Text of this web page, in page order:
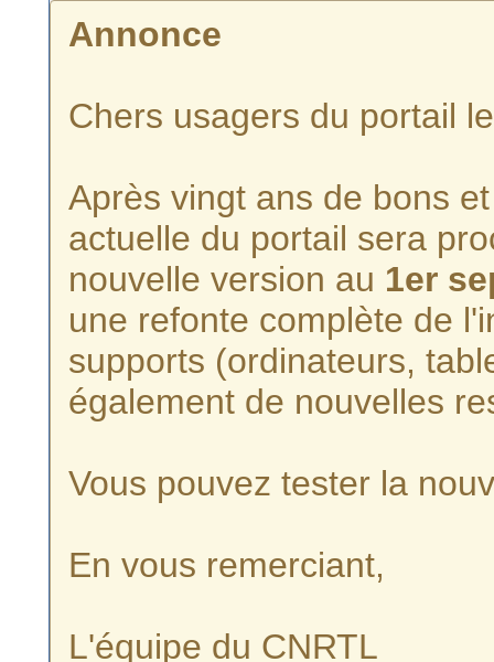
Annonce
Chers usagers du portail
Après vingt ans de bons
actuelle du portail sera
nouvelle version au 1er
une refonte complète de
supports (ordinateurs,
également de nouvelles
Vous pouvez tester la
En vous remerciant,
L'équipe du CNRTL